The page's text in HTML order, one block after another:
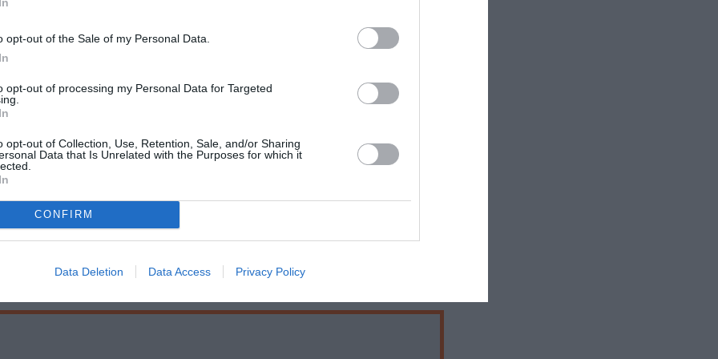
opt-out of the Sale of my Personal Data.
opt-out of processing my Personal Data for Targeted
opt-out of Collection, Use, Retention, Sale, and/or Sharing
Data that Is Unrelated with the Purposes for which it
CONFIRM
Data Deletion Data Access Privacy Policy
δικός μου”:
Βάσω Μάμαλη
στη δημιουργία του κήπου του Εγωιστή Γίγαντα. Η
ηθοποιούς της παράστασης και είναι μια ευκαιρία για τα παιδιά να
διαδικασίας.